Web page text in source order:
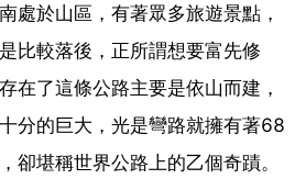
處於山區，有著眾多旅遊景點，
比較落後，正所謂想要富先修
在了這條公路主要是依山而建，
分的巨大，光是彎路就擁有著68
卻堪稱世界公路上的乙個奇蹟。